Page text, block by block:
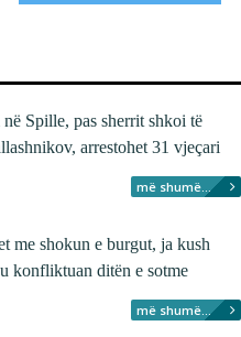
Spille, pas sherrit shkoi të
arrestohet 31 vjeçari
më shumë...
me shokun e burgut, ja kush
konfliktuan ditën e sotme
më shumë...